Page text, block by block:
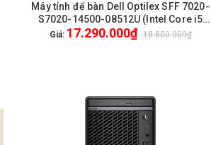
HẾT HÀNG
Máy tính để bàn Dell Optilex SFF 7020-
S7020-14500-08512U (Intel Core i5
14500 | 8GB | 512GB | Intel UHD 770 |
Giá: 17.290.000₫ 18.800.009₫